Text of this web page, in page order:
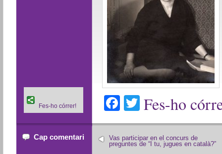
Facebook
Twitter
Fes-ho
Fes-ho córrer!
Cap comentari
Vas participar en el concurs de
preguntes de “I tu, jugues en català?”